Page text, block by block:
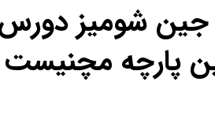
جین شومیز
پارچه